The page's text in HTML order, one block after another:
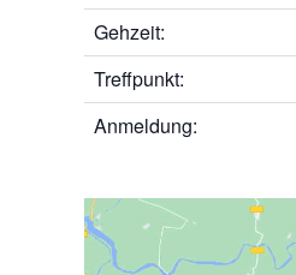
Gehzeit:
Treffpunkt:
Anmeldung: